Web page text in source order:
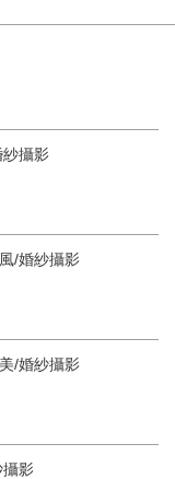
攝影
/婚紗攝影
/婚紗攝影
攝影